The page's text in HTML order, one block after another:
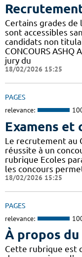
Certains grades
sont accessibles
candidats non
CONCOURS ASHQ
jury du
18/02/2026 15:25
PAGES
relevance:
Examens et
Le recrutement au
réussite à un
rubrique Ecoles
les concours
18/02/2026 15:25
PAGES
relevance:
À propos du
Cette rubrique est